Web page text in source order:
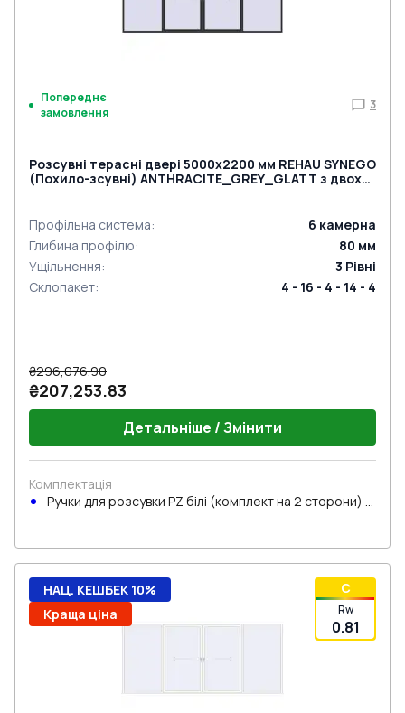
Попереднє
замовлення
3
Розсувні терасні двері 5000x2200 мм REHAU SYNEGO
(Похило-зсувні) ANTHRACITE_GREY_GLATT з двох
Профільна система: 6 камерна
Глибина профілю: 80 мм
Ущільнення: 3 Рівні
Склопакет: 4 - 16 - 4 - 14 - 4
₴296,076.90
₴207,253.83
Детальніше / Змінити
Комплектація
Ручки для розсувки PZ білі (комплект на 2 сторони) з
C
Rw
0.81
НАЦ. КЕШБЕК 10%
Краща ціна